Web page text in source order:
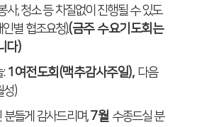
사,청소 등 차질없이 진행될 수 있도
인별 협조요청).(금주 수요기도회는
다)
: 1 여전도회 (맥추감사주일), 다음
성)
분들게 감사드리며,7월 수종드실 분